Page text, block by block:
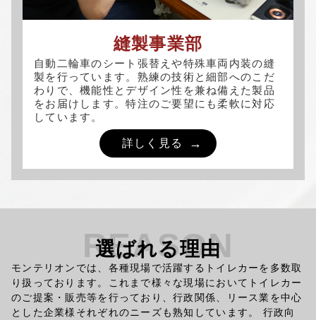
縫製事業部
自動二輪車のシート張替えや特殊車両内装の縫
製を行っています。熟練の技術と細部へのこだ
わりで、機能性とデザイン性を兼ね備えた製品
をお届けします。特注のご要望にも柔軟に対応
しています。
詳しく見る
REASON
選ばれる理由
モンテリオンでは、各種現場で活躍するトイレカーを多数取
り扱っております。これまで様々な現場においてトイレカー
のご提案・販売等を行っており、行政関係、リース業を中心
とした企業様それぞれのニーズも熟知しています。 行政向